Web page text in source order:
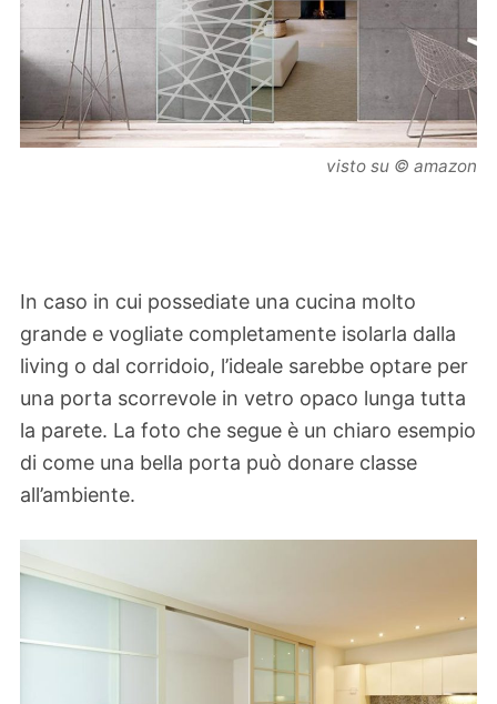
visto su © amazon
In caso in cui possediate una cucina molto
grande e vogliate completamente isolarla dalla
living o dal corridoio, l’ideale sarebbe optare per
una porta scorrevole in vetro opaco lunga tutta
la parete. La foto che segue è un chiaro esempio
di come una bella porta può donare classe
all’ambiente.